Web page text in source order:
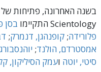
בשנה האחרונה, פתיחות של
Scientology התקיימו
בסן
פלורידה; קופנהגן, דנמרק;
אמסטרדם, הולנד;
סיטי, יוטה ועמק הסיליקון,